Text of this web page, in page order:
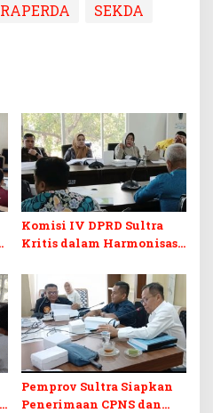
RAPERDA SEKDA
Komisi IV DPRD Sultra
Kritis dalam Harmonisasi
Perubahan APBD 2026
Pemprov Sultra Siapkan
Penerimaan CPNS dan